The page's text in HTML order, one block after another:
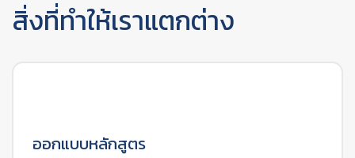
สิ่งที่ทำให้เราแตกต่าง
ออกแบบหลักสูตร